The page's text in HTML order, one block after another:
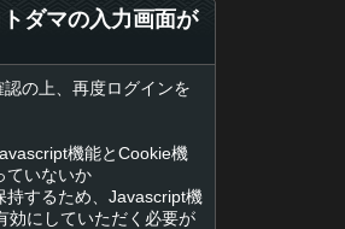
ダマの入力画面が
の上、再度ログインを
機能とCookie機
ていないか
するため、Javascript機
効にしていただく必要が